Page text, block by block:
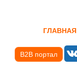
ГЛАВНАЯ
B2B портал